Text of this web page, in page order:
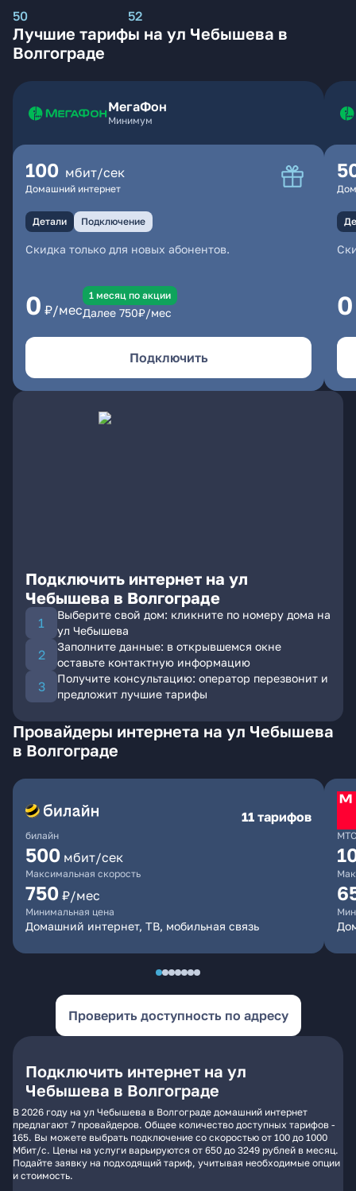
50
52
Лучшие тарифы на ул Чебышева в
Волгограде
МегаФон
Минимум
100 мбит/сек
Домашний интернет
Детали Подключение
Скидка только для новых абонентов.
0 ₽/мес
1 месяц по акции
Далее 750₽/мес
Подключить
0
Подключить интернет на ул
Чебышева в Волгограде
Выберите свой дом: кликните по номеру дома на
ул Чебышева
Заполните данные: в открывшемся окне
оставьте контактную информацию
Получите консультацию: оператор перезвонит и
предложит лучшие тарифы
Провайдеры интернета на ул Чебышева
в Волгограде
билайн
11 тарифов
500 мбит/сек
Максимальная скорость
750 ₽/мес
Минимальная цена
Домашний интернет, ТВ, мобильная связь
МТС
Проверить доступность по адресу
Подключить интернет на ул
Чебышева в Волгограде
В 2026 году на ул Чебышева в Волгограде домашний интернет
предлагают 7 провайдеров. Общее количество доступных тарифов -
165. Вы можете выбрать подключение со скоростью от 100 до 1000
Мбит/с. Цены на услуги варьируются от 650 до 3249 рублей в месяц.
Подайте заявку на подходящий тариф, учитывая необходимые опции
и стоимость.